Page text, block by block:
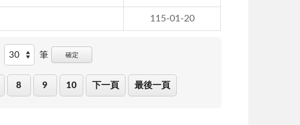
115-01-20
筆 確定
8 9 10 下一頁 最後一頁